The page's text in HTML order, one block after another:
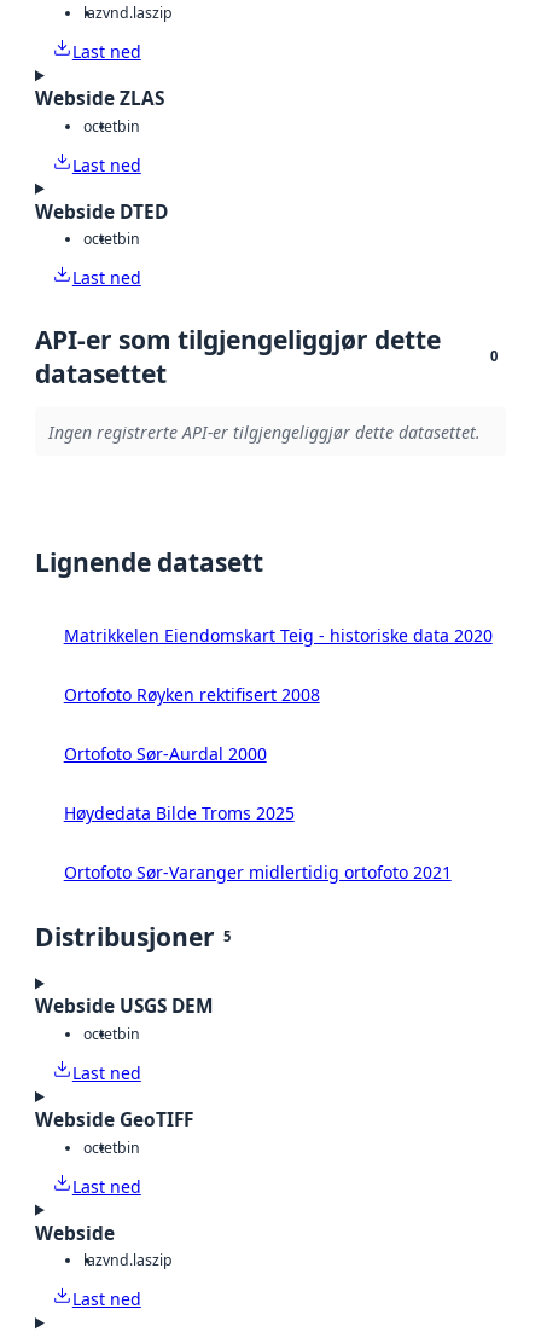
lazvnd.laszip
Last ned
Webside ZLAS
octetbin
Last ned
Webside DTED
octetbin
Last ned
API-er som tilgjengeliggjør dette
datasettet
0
Ingen registrerte API-er tilgjengeliggjør dette datasettet.
Lignende datasett
Matrikkelen Eiendomskart Teig - historiske data 2020
Ortofoto Røyken rektifisert 2008
Ortofoto Sør-Aurdal 2000
Høydedata Bilde Troms 2025
Ortofoto Sør-Varanger midlertidig ortofoto 2021
Distribusjoner 5
Webside USGS DEM
octetbin
Last ned
Webside GeoTIFF
octetbin
Last ned
Webside
lazvnd.laszip
Last ned